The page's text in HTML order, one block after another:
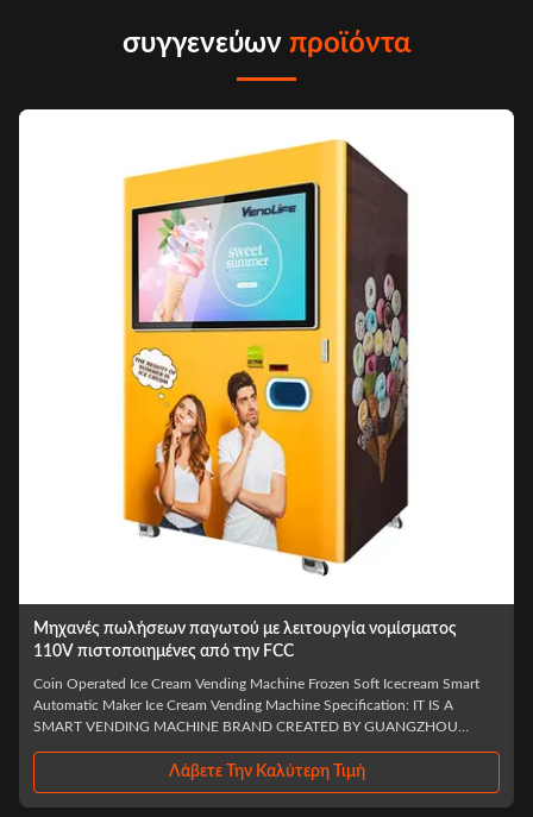
συγγενεύων προϊόντα
Εμπορικά μηχανήματα πωλήσεων παγωτού 220V 60HZ
Συστήματα MDB
Automatic soft ice cream vending machine cash operated Specification:
+Lattice Cabinet Pops Up For Self-Pickup Mode Of Delivery. Multiple
Payment System: Online Payment System And Card Payment System, Nfc
Λάβετε Την Καλύτερη Τιμή